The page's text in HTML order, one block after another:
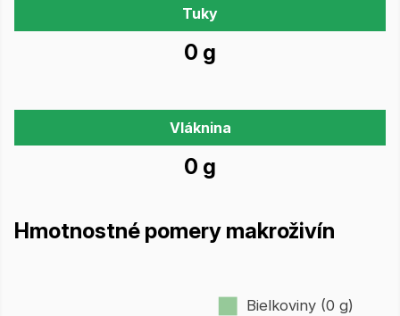
Tuky
0 g
Vláknina
0 g
Hmotnostné pomery makroživín
Bielkoviny (0 g)